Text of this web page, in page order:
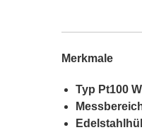
Merkmale
Typ Pt100